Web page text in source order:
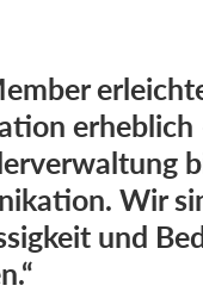
erheblich
Wir
und